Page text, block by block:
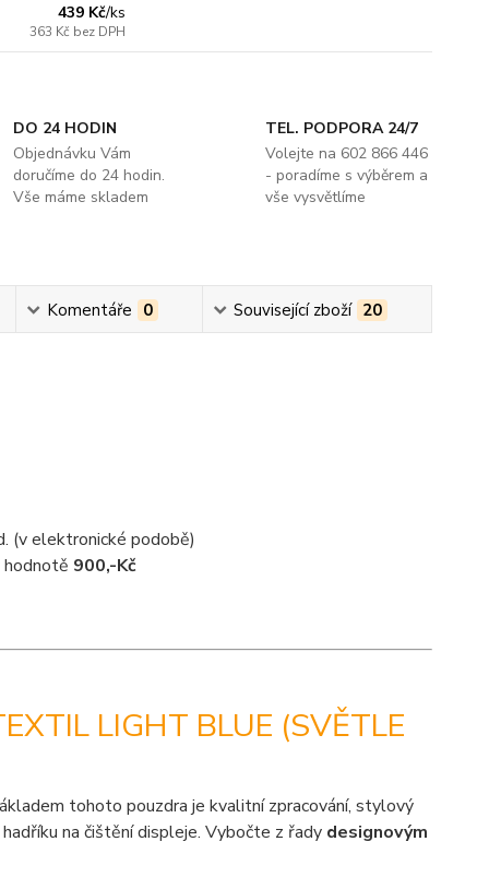
439 Kč/ks
363 Kč bez DPH
DO 24 HODIN
Objednávku Vám
doručíme do 24 hodin.
Vše máme skladem
TEL. PODPORA 24/7
Volejte na 602 866 446
- poradíme s výběrem a
vše vysvětlíme
Komentáře 0 Související zboží 20
(v elektronické podobě)
hodnotě 900,-Kč
LIGHT BLUE (SVĚTLE
tohoto pouzdra je kvalitní zpracování, stylový
na čištění displeje. Vybočte z řady designovým